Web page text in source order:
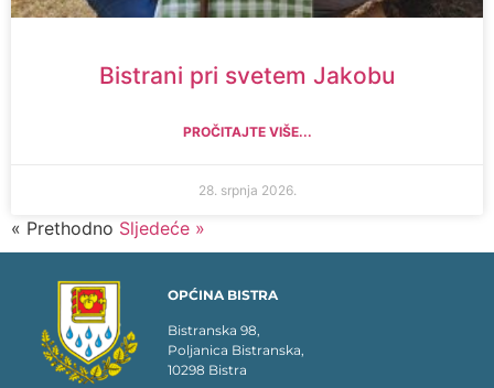
Bistrani pri svetem Jakobu
PROČITAJTE VIŠE...
28. srpnja 2026.
« Prethodno Sljedeće »
OPĆINA BISTRA
Bistranska 98,
Poljanica Bistranska,
10298 Bistra